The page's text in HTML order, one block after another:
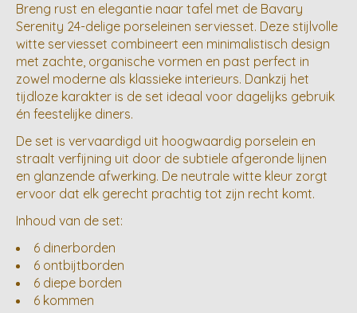
Breng rust en elegantie naar tafel met de Bavary
Serenity 24-delige porseleinen serviesset. Deze stijlvolle
witte serviesset combineert een minimalistisch design
met zachte, organische vormen en past perfect in
zowel moderne als klassieke interieurs. Dankzij het
tijdloze karakter is de set ideaal voor dagelijks gebruik
én feestelijke diners.
De set is vervaardigd uit hoogwaardig porselein en
straalt verfijning uit door de subtiele afgeronde lijnen
en glanzende afwerking. De neutrale witte kleur zorgt
ervoor dat elk gerecht prachtig tot zijn recht komt.
Inhoud van de set:
6 dinerborden
6 ontbijtborden
6 diepe borden
6 kommen